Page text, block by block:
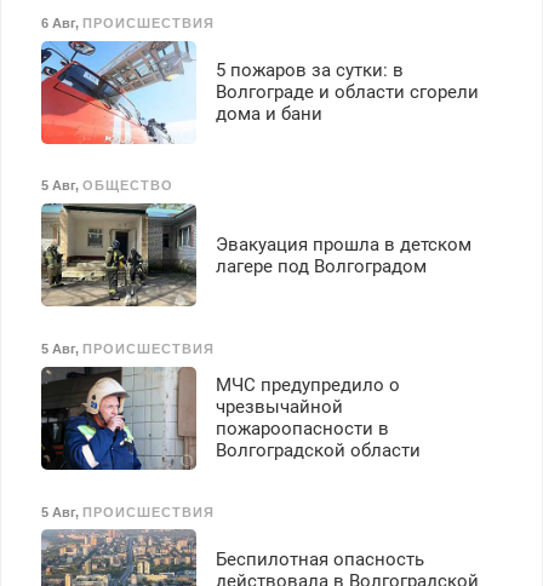
6 Авг, ПРОИСШЕСТВИЯ
5 пожаров за сутки: в
Волгограде и области сгорели
дома и бани
5 Авг, ОБЩЕСТВО
Эвакуация прошла в детском
лагере под Волгоградом
5 Авг, ПРОИСШЕСТВИЯ
МЧС предупредило о
чрезвычайной
пожароопасности в
Волгоградской области
5 Авг, ПРОИСШЕСТВИЯ
Беспилотная опасность
действовала в Волгоградской